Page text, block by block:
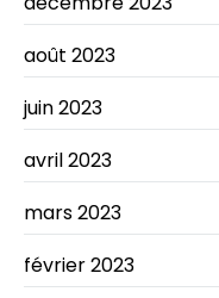
août 2023
juin 2023
avril 2023
mars 2023
février 2023